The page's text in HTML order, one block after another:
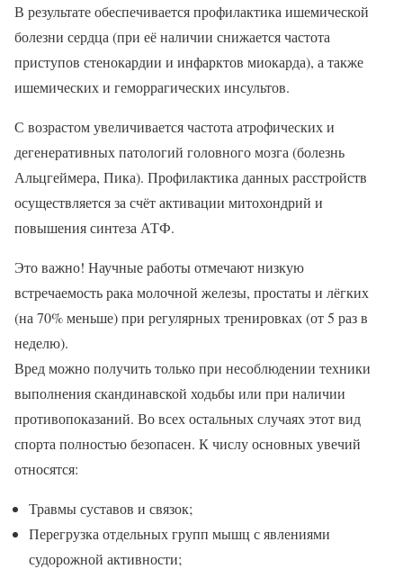
В результате обеспечивается профилактика ишемической
болезни сердца (при её наличии снижается частота
приступов стенокардии и инфарктов миокарда), а также
ишемических и геморрагических инсультов.
С возрастом увеличивается частота атрофических и
дегенеративных патологий головного мозга (болезнь
Альцгеймера, Пика). Профилактика данных расстройств
осуществляется за счёт активации митохондрий и
повышения синтеза АТФ.
Это важно! Научные работы отмечают низкую
встречаемость рака молочной железы, простаты и лёгких
(на 70% меньше) при регулярных тренировках (от 5 раз в
неделю).
Вред можно получить только при несоблюдении техники
выполнения скандинавской ходьбы или при наличии
противопоказаний. Во всех остальных случаях этот вид
спорта полностью безопасен. К числу основных увечий
относятся:
Травмы суставов и связок;
Перегрузка отдельных групп мышц с явлениями
судорожной активности;